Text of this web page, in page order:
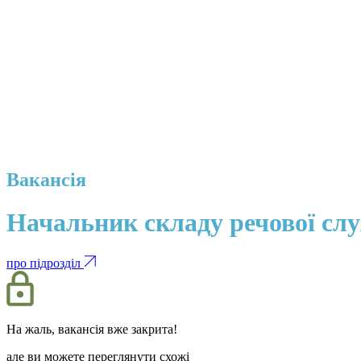
Вакансія
Начальник складу речової
про підрозділ
На жаль, вакансія вже закрита!
але ви можете переглянути схожі